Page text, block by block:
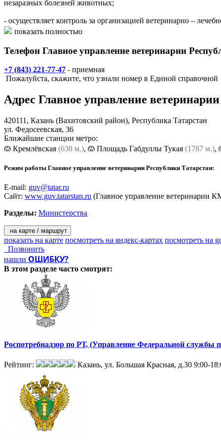
незаразных болезней животных;
- осуществляет контроль за организацией ветеринарно –
- проводит ветеринарно-санитарный контроль продуктов
- проводит экспертизы проектов технической документации
техники ветеринарного назначения;
- рассматривает и согласовывает планы
ветеринарных учреждений и служб по проведению комплекса
- определяет потребность в ветеринарных специалистах;
- предприятий и организаций всех форм собственности,
- рынков и других мест организованной торговли, на которых
происхождения промышленной и непромышленной выработки
- организаций, осуществляющих проведение массовых
- мест хранения, транспортировки, утилизации и уничтожения
- при транспортировке, экспорте и импорте животных,
показать полностью
Телефон Главное управление ветеринарии
+7 (843) 221-77-47 - приемная
Пожалуйста, скажите, что узнали номер в Единой справочной
Адрес Главное управление
420111, Казань (Вахитовский район), Республика Татарстан
ул. Федосеевская, 36
Ближайшие станции метро:
Кремлёвская (638 м.), Площадь Габдуллы Тукая (1787 м.),
Режим работы Главное управление ветеринарии Республики Татарстан:
E-mail: guv@tatar.ru
Сайт: www.guv.tatarstan.ru (Главное управление ветеринарии
Разделы: Министерства
на карте / маршрут
показать на карте посмотреть на яндекс-картах посмотреть на
Позвонить
нашли ОШИБКУ?
В этом разделе часто смотрят:
Роспотребнадзор по РТ, (Управление Федеральной службы
Рейтинг: Казань, ул. Большая Красная, д.30 9:00-